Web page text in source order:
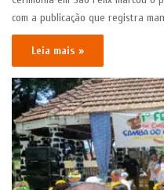
com a publicação que registra
Leia mais »